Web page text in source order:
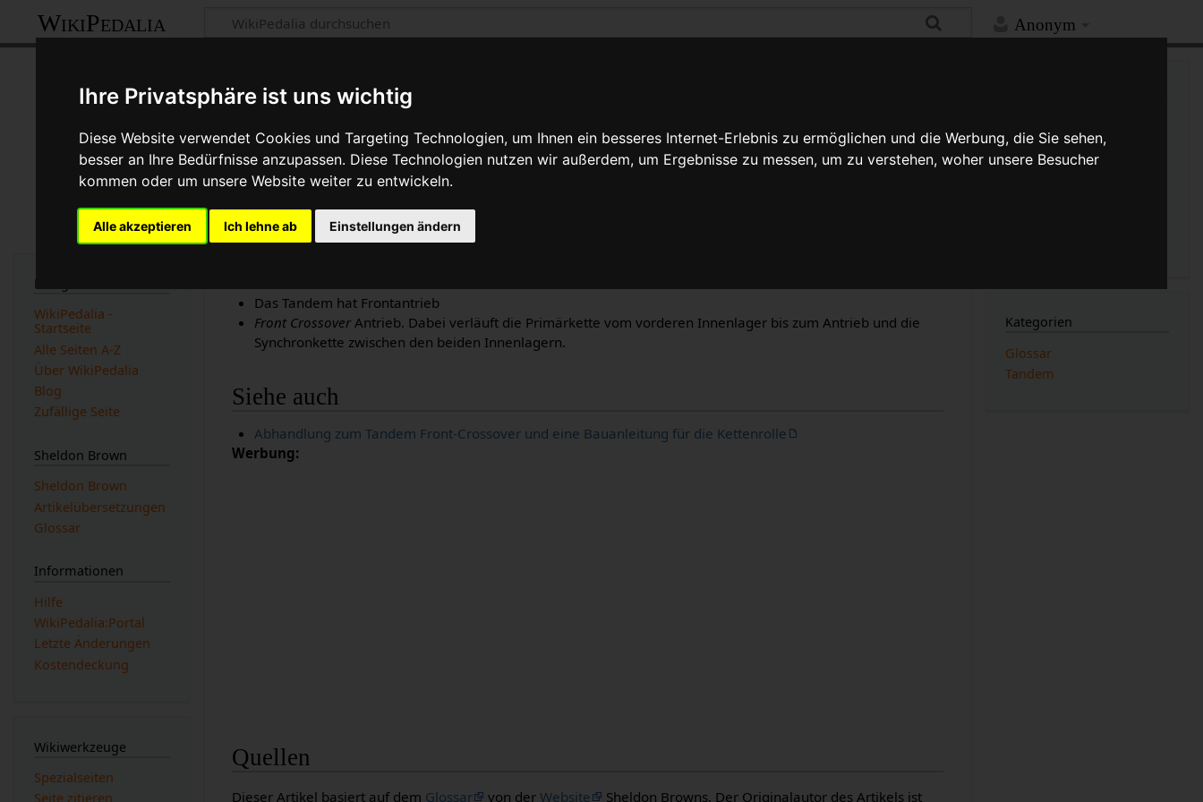
Ihre Privatsphäre ist uns wichtig
Diese Website verwendet Cookies und Targeting Technologien, um Ihnen ein besseres Internet-Erlebnis zu ermöglichen und die Werbung, die Sie sehen,
besser an Ihre Bedürfnisse anzupassen. Diese Technologien nutzen wir außerdem, um Ergebnisse zu messen, um zu verstehen, woher unsere Besucher
kommen oder um unsere Website weiter zu entwickeln.
Alle akzeptieren Ich lehne ab Einstellungen ändern
Anonym
WikiPedalia
Crossover Antrieb
Die meistenTandemshaben einen
Antrieb und die Synchronkette verläuft zwischen den Innenlagern von
auch vom Rear-Crossover.
Das Tandem hat Frontantrieb
Front CrossoverAntrieb. Dabei verläuft die Primärkette vom vorderen Innenlager bis zum Antrieb und die
Synchronkette zwischen den beiden Innenlagern.
Siehe auch
Abhandlung zum Tandem Front-Crossover und eine Bauanleitung für die Kettenrolle
Werbung:
Quellen
Dieser Artikel basiert auf dem Glossar von derWebsite Sheldon Browns. Der Originalautor des Artikels ist
Navigation
WikiPedalia -
Startseite
Alle Seiten A-Z
Über WikiPedalia
Blog
Zufällige Seite
Sheldon Brown
Sheldon Brown
Artikelübersetzungen
Glossar
Informationen
Hilfe
WikiPedalia:Portal
Letzte Änderungen
Kostendeckung
Wikiwerkzeuge
Spezialseiten
Seite zitieren
Änderungen an verlinkten
Seiten
Kategorien
Glossar
Tandem